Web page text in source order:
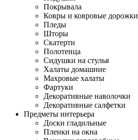
Покрывала
Ковры и ковровые дорожки
Пледы
Шторы
Скатерти
Полотенца
Сидушки на стулья
Халаты домашние
Махровые халаты
Фартуки
Декоративные наволочки
Декоративные салфетки
Предметы интерьера
Доски гладильные
Пленки на окна